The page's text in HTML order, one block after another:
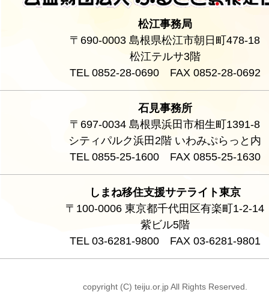
松江事務局
〒690-0003 島根県松江市朝日町478-18
松江テルサ3階
TEL 0852-28-0690 FAX 0852-28-0692
石見事務所
〒697-0034 島根県浜田市相生町1391-8
シティパルク浜田2階 いわみぷらっと内
TEL 0855-25-1600 FAX 0855-25-1630
しまね移住支援サテライト東京
〒100-0006 東京都千代田区有楽町1-2-14
紫ビル5階
TEL 03-6281-9800 FAX 03-6281-9801
copyright (C) teiju.or.jp All Rights Reserved.